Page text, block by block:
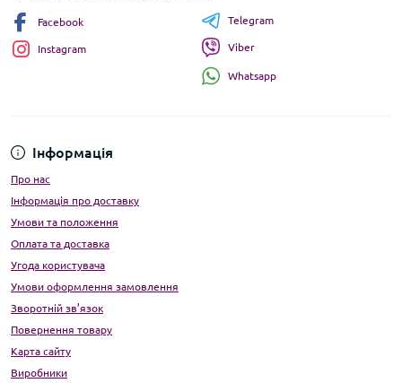
Інформація
Про нас
Інформація про доставку
Умови та положення
Оплата та доставка
Угода користувача
Умови оформлення замовлення
Зворотній зв’язок
Повернення товару
Карта сайту
Виробники
Facebook
Instagram
Telegram
Viber
Whatsapp